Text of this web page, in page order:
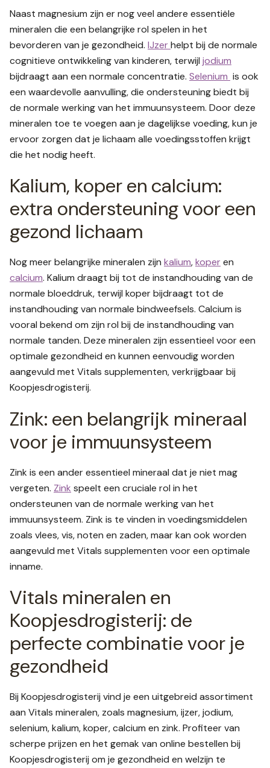
Naast magnesium zijn er nog veel andere essentiële
mineralen die een belangrijke rol spelen in het
bevorderen van je gezondheid. IJzer helpt bij de normale
cognitieve ontwikkeling van kinderen, terwijl jodium
bijdraagt aan een normale concentratie. Selenium is ook
een waardevolle aanvulling, die ondersteuning biedt bij
de normale werking van het immuunsysteem. Door deze
mineralen toe te voegen aan je dagelijkse voeding, kun je
ervoor zorgen dat je lichaam alle voedingsstoffen krijgt
die het nodig heeft.
Kalium, koper en calcium:
extra ondersteuning voor een
gezond lichaam
Nog meer belangrijke mineralen zijn kalium,koper en
calcium. Kalium draagt bij tot de instandhouding van de
normale bloeddruk, terwijl koper bijdraagt tot de
instandhouding van normale bindweefsels. Calcium is
vooral bekend om zijn rol bij de instandhouding van
normale tanden. Deze mineralen zijn essentieel voor een
optimale gezondheid en kunnen eenvoudig worden
aangevuld met Vitals supplementen, verkrijgbaar bij
Koopjesdrogisterij.
Zink: een belangrijk mineraal
voor je immuunsysteem
Zink is een ander essentieel mineraal dat je niet mag
vergeten. Zink speelt een cruciale rol in het
ondersteunen van de normale werking van het
immuunsysteem. Zink is te vinden in voedingsmiddelen
zoals vlees, vis, noten en zaden, maar kan ook worden
aangevuld met Vitals supplementen voor een optimale
inname.
Vitals mineralen en
Koopjesdrogisterij: de
perfecte combinatie voor je
gezondheid
Bij Koopjesdrogisterij vind je een uitgebreid assortiment
aan Vitals mineralen, zoals magnesium, ijzer, jodium,
selenium, kalium, koper, calcium en zink. Profiteer van
scherpe prijzen en het gemak van online bestellen bij
Koopjesdrogisterij om je gezondheid en welzijn te